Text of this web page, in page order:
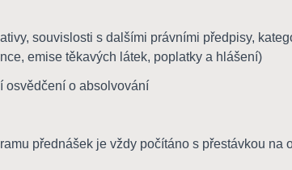
souvislosti s dalšími právními předpisy,
emise těkavých látek, poplatky a hlášení)
osvědčení o absolvování
přednášek je vždy počítáno s přestávkou